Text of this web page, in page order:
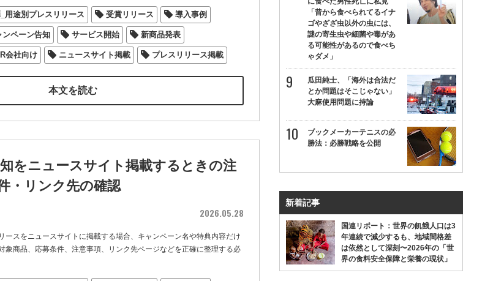
用途別プレスリリース 受賞リリース 導入事例
ンペーン告知 サービス開始 新商品発表
会社向け ニュースサイト掲載 プレスリリース掲載
本文を読む
をニュースサイト掲載するときの注
・リンク先の確認
2026.05.28
ースをニュースサイトに掲載する場合、キャンペーン名や特典内容だけ
象商品、応募条件、注意事項、リンク先ページなどを正確に整理する必
「昔から食べられてるイナ
ゴやざざ虫以外の虫には、
謎の寄生虫や細菌や毒があ
る可能性があるので食べち
ゃダメ」
瓜田純士、「海外は合法だ
とか問題はそこじゃない」
大麻使用問題に持論
ブックメーカーテニスの必
勝法：必勝戦略を公開
新着記事
国連リポート：世界の飢餓人口は3
年連続で減少するも、地域間格差
は依然として深刻〜2026年の「世
界の食料安全保障と栄養の現状」